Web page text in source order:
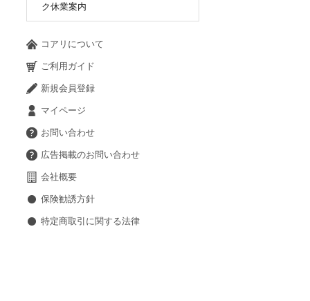
ク休業案内
コアリについて
ご利用ガイド
新規会員登録
マイページ
お問い合わせ
広告掲載のお問い合わせ
会社概要
保険勧誘方針
特定商取引に関する法律